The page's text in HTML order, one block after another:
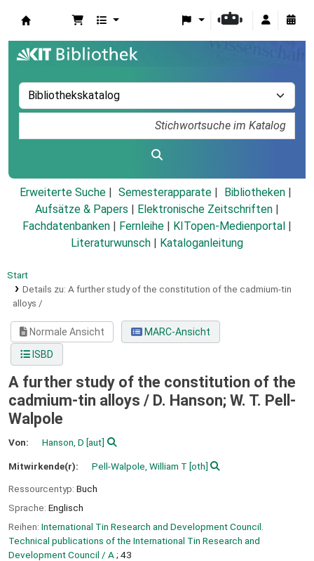
Erweiterte Suche Semesterapparate
Bibliotheken
Aufsätze & Papers
Elektronische Zeitschriften
Fachdatenbanken
Fernleihe KITopen-Medienportal
Literaturwunsch
Kataloganleitung
Start
Details zu: A further study of the constitution of the cadmium-tin
alloys /
Normale Ansicht
MARC-Ansicht
ISBD
A further study of the constitution of the
cadmium-tin alloys / D. Hanson; W. T. Pell-
Walpole
Von: Hanson, D [aut]
Mitwirkende(r): Pell-Walpole, William T [oth]
Ressourcentyp: Buch
Sprache: Englisch
Reihen: International Tin Research and Development Council.
Technical publications of the International Tin Research and
Development Council / A ; 43